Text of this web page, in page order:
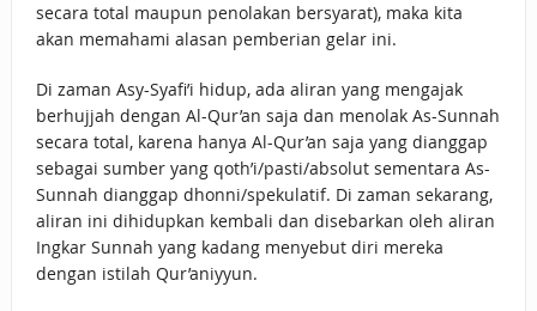
secara total maupun penolakan bersyarat), maka kita
akan memahami alasan pemberian gelar ini.
Di zaman Asy-Syafi’i hidup, ada aliran yang mengajak
berhujjah dengan Al-Qur’an saja dan menolak As-Sunnah
secara total, karena hanya Al-Qur’an saja yang dianggap
sebagai sumber yang qoth’i/pasti/absolut sementara As-
Sunnah dianggap dhonni/spekulatif. Di zaman sekarang,
aliran ini dihidupkan kembali dan disebarkan oleh aliran
Ingkar Sunnah yang kadang menyebut diri mereka
dengan istilah Qur’aniyyun.